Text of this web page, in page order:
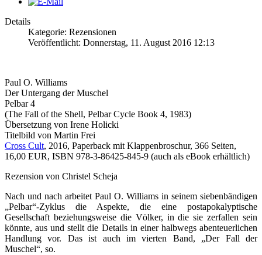
Details
Kategorie: Rezensionen
Veröffentlicht: Donnerstag, 11. August 2016 12:13
Paul O. Williams
Der Untergang der Muschel
Pelbar 4
(The Fall of the Shell, Pelbar Cycle Book 4, 1983)
Übersetzung von Irene Holicki
Titelbild von Martin Frei
Cross Cult, 2016, Paperback mit Klappenbroschur, 366 Seiten,
16,00 EUR, ISBN 978-3-86425-845-9 (auch als eBook erhältlich)
Rezension von Christel Scheja
Nach und nach arbeitet Paul O. Williams in seinem siebenbändigen
„Pelbar“-Zyklus die Aspekte, die eine postapokalyptische
Gesellschaft beziehungsweise die Völker, in die sie zerfallen sein
könnte, aus und stellt die Details in einer halbwegs abenteuerlichen
Handlung vor. Das ist auch im vierten Band, „Der Fall der
Muschel“, so.